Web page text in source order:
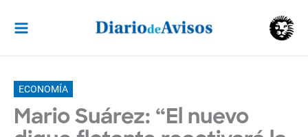
contenido
ECONOMÍA
Mario Suárez: “El nuevo